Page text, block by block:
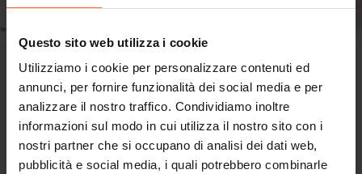
Questo sito web utilizza i cookie
Utilizziamo i cookie per personalizzare contenuti ed
annunci, per fornire funzionalità dei social media e per
analizzare il nostro traffico. Condividiamo inoltre
informazioni sul modo in cui utilizza il nostro sito con i
nostri partner che si occupano di analisi dei dati web,
pubblicità e social media, i quali potrebbero combinarle
Sorridi alla salute
Sabato 15 ottobre, in occasione alla GIORNATA
NAZIONALE DELL'IGIENISTA DENTALE, saranno a vostra
disposizione gli igienisti dentali AIDI per consigliarvi
strumenti e tecniche ad hoc per un’igiene orale adeguata ad
ogni fascia d’età.